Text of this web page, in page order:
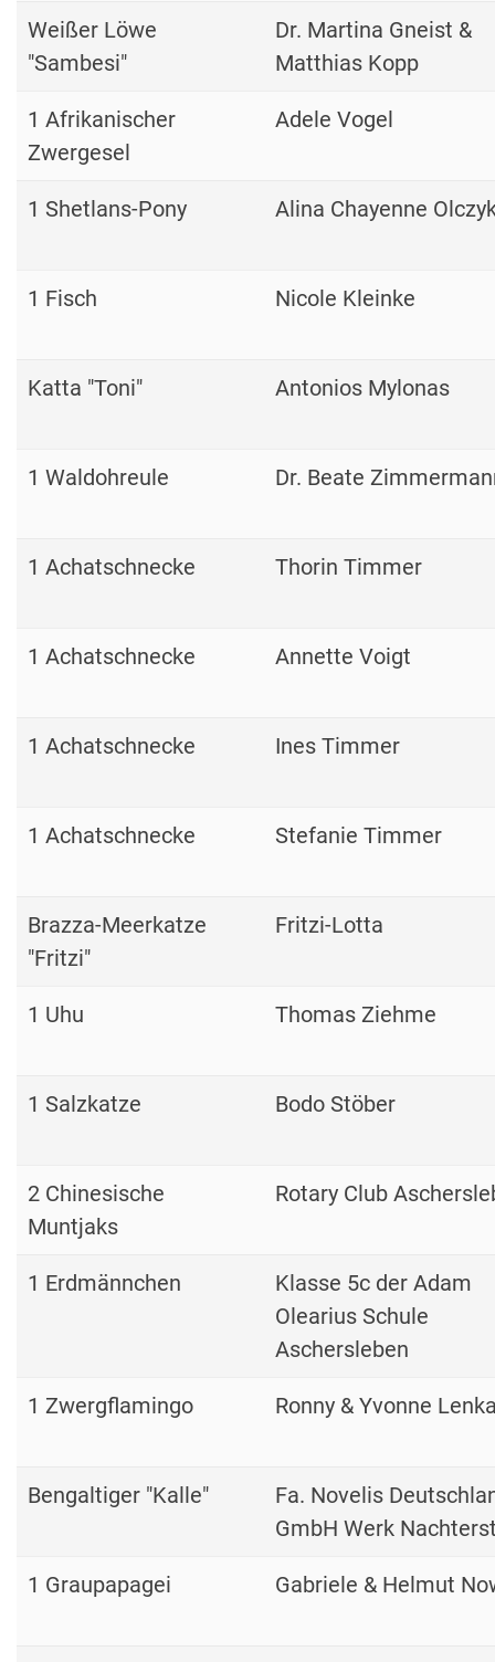
Weißer Löwe
"Sambesi"
Dr. Martina Gneist &
Matthias Kopp
1 Afrikanischer
Zwergesel
Adele Vogel
1 Shetlans-Pony Alina Chayenne
1 Fisch Nicole Kleinke
Katta "Toni" Antonios Mylonas
1 Waldohreule Dr. Beate
1 Achatschnecke Thorin Timmer
1 Achatschnecke Annette Voigt
1 Achatschnecke Ines Timmer
1 Achatschnecke Stefanie Timmer
Brazza-Meerkatze
"Fritzi"
Fritzi-Lotta
1 Uhu Thomas Ziehme
1 Salzkatze Bodo Stöber
2 Chinesische
Muntjaks
Rotary Club
1 Erdmännchen
Klasse 5c der Adam
Olearius Schule
Aschersleben
1 Zwergflamingo Ronny & Yvonne
Bengaltiger "Kalle"
Fa. Novelis
GmbH Werk
1 Graupapagei Gabriele & Helmut